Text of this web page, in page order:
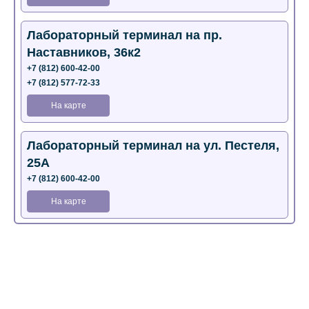
Лабораторный терминал на пр.
Наставников, 36к2
+7 (812) 600-42-00
+7 (812) 577-72-33
На карте
Лабораторный терминал на ул. Пестеля,
25А
+7 (812) 600-42-00
На карте